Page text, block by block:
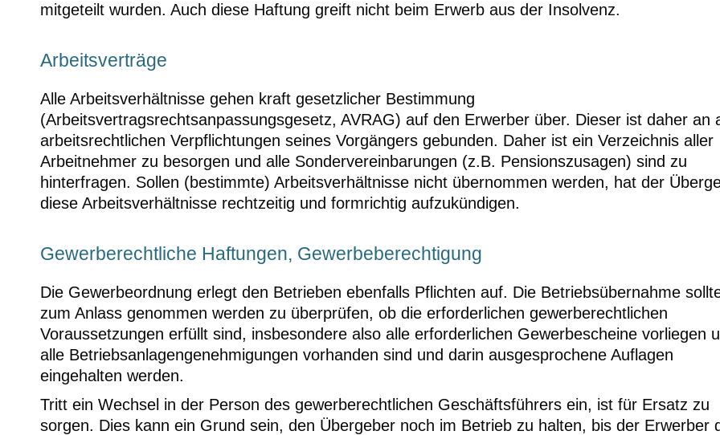
mitgeteilt wurden. Auch diese Haftung greift nicht beim Erwerb aus der Insolvenz.
Arbeitsverträge
Alle Arbeitsverhältnisse gehen kraft gesetzlicher Bestimmung
(Arbeitsvertragsrechtsanpassungsgesetz, AVRAG) auf den Erwerber über. Dieser ist daher an
arbeitsrechtlichen Verpflichtungen seines Vorgängers gebunden. Daher ist ein Verzeichnis aller
Arbeitnehmer zu besorgen und alle Sondervereinbarungen (z.B. Pensionszusagen) sind zu
hinterfragen. Sollen (bestimmte) Arbeitsverhältnisse nicht übernommen werden, hat der
diese Arbeitsverhältnisse rechtzeitig und formrichtig aufzukündigen.
Gewerberechtliche Haftungen, Gewerbeberechtigung
Die Gewerbeordnung erlegt den Betrieben ebenfalls Pflichten auf. Die Betriebsübernahme
zum Anlass genommen werden zu überprüfen, ob die erforderlichen gewerberechtlichen
Voraussetzungen erfüllt sind, insbesondere also alle erforderlichen Gewerbescheine vorliegen
alle Betriebsanlagengenehmigungen vorhanden sind und darin ausgesprochene Auflagen
eingehalten werden.
Tritt ein Wechsel in der Person des gewerberechtlichen Geschäftsführers ein, ist für Ersatz zu
sorgen. Dies kann ein Grund sein, den Übergeber noch im Betrieb zu halten, bis der Erwerber